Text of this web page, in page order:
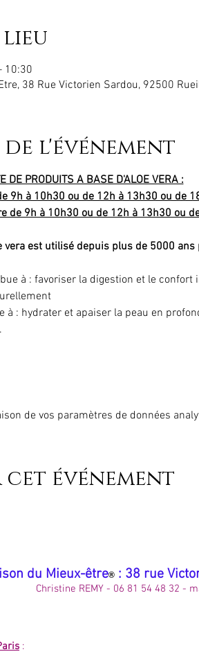
lieu
10:30
38 Rue Victorien Sardou, 92500
l'événement
DE PRODUITS A BASE D'ALOE VERA :
9h à 10h30 ou de 12h à 13h30 ou de
de 9h à 10h30 ou de 12h à 13h30 ou
vera est utilisé depuis plus de 5000
à : favoriser la digestion et le
à : hydrater et apaiser la peau en
de vos paramètres de données
événement
du Mieux-être® : 38 rue
Christine REMY - 06 81 54 48 32 -
: